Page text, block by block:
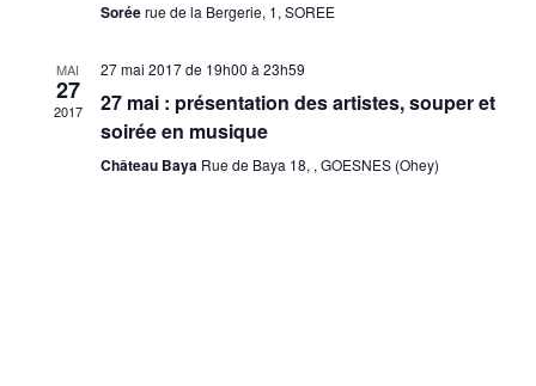
Soréerue de la Bergerie, 1, SOREE
MAI
27
2017
27 mai 2017 de 19h00 à 23h59
27 mai : présentation des artistes, souper et
soirée en musique
Château Baya Rue de Baya 18, , GOESNES (Ohey)